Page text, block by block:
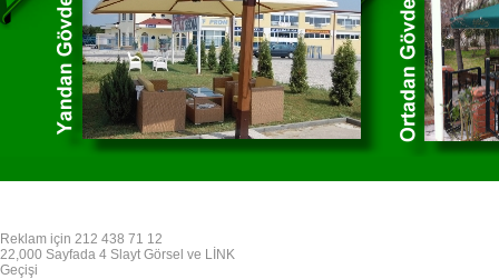
Reklam için 212 438 71 12
22,000 Sayfada 4 Slayt Görsel ve LİNK
Geçişi